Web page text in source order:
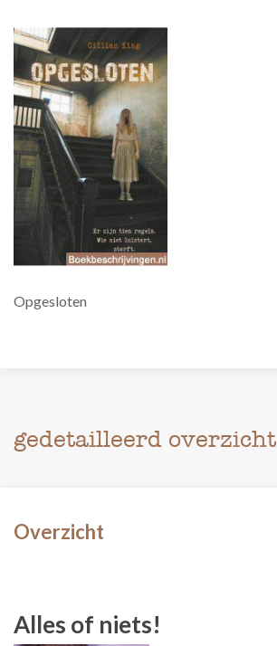
Opgesloten
gedetailleerd overzicht
Overzicht
Alles of niets!